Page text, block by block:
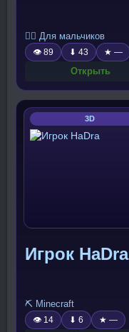
🧍‍♂️ Для мальчиков
👁 89 ⬇ 43 ★ —
Открыть
3D
Игрок HaDra
⛏️ Minecraft
👁 14 ⬇ 6 ★ —